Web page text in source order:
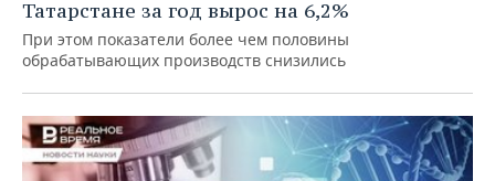
Татарстане за год вырос на 6,2%
При этом показатели более чем половины
обрабатывающих производств снизились